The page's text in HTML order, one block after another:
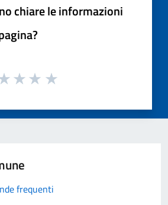
chiare le informazioni
frequenti